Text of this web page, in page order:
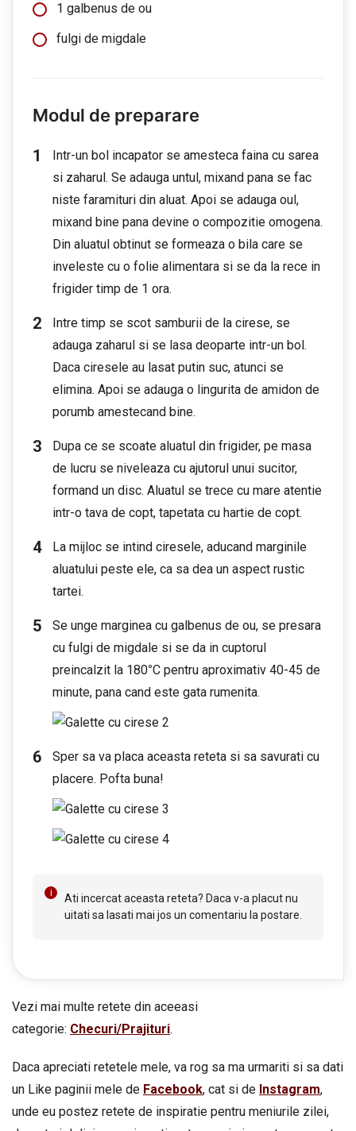
1 galbenus de ou
fulgi de migdale
Modul de preparare
Intr-un bol incapator se amesteca faina cu sarea
si zaharul. Se adauga untul, mixand pana se fac
niste faramituri din aluat. Apoi se adauga oul,
mixand bine pana devine o compozitie omogena.
Din aluatul obtinut se formeaza o bila care se
inveleste cu o folie alimentara si se da la rece in
frigider timp de 1 ora.
Intre timp se scot samburii de la cirese, se
adauga zaharul si se lasa deoparte intr-un bol.
Daca ciresele au lasat putin suc, atunci se
elimina. Apoi se adauga o lingurita de amidon de
porumb amestecand bine.
Dupa ce se scoate aluatul din frigider, pe masa
de lucru se niveleaza cu ajutorul unui sucitor,
formand un disc. Aluatul se trece cu mare atentie
intr-o tava de copt, tapetata cu hartie de copt.
La mijloc se intind ciresele, aducand marginile
aluatului peste ele, ca sa dea un aspect rustic
tartei.
Se unge marginea cu galbenus de ou, se presara
cu fulgi de migdale si se da in cuptorul
preincalzit la 180°C pentru aproximativ 40-45 de
minute, pana cand este gata rumenita.
Sper sa va placa aceasta reteta si sa savurati cu
placere. Pofta buna!
Ati incercat aceasta reteta? Daca v-a placut nu
uitati sa lasati mai jos un comentariu la postare.
Vezi mai multe retete din aceeasi
categorie: Checuri/Prajituri.
Daca apreciati retetele mele, va rog sa ma urmariti si sa dati
un Like paginii mele de Facebook, cat si de Instagram,
unde eu postez retete de inspiratie pentru meniurile zilei,